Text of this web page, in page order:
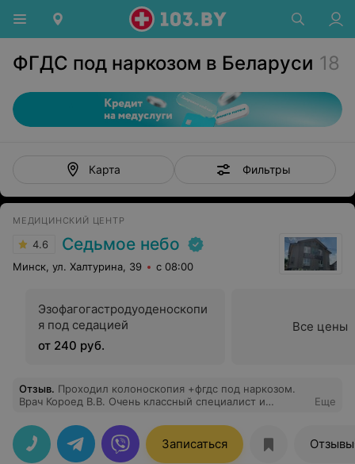
ФГДС под наркозом в Беларуси 18
Карта Фильтры
МЕДИЦИНСКИЙ ЦЕНТР
4.6 Седьмое небо
Минск, ул. Халтурина, 39 с 08:00
Эзофагогастродуоденоскопи
я под седацией
от 240 руб.
Все цены
Отзыв. Проходил колоноскопия +фгдс под наркозом.
Врач Короед В.В. Очень классный специалист и
Спасибо большое ему, весёлому анестезиологу и
добрым медсёстрам!
Еще
Записаться Отзывы